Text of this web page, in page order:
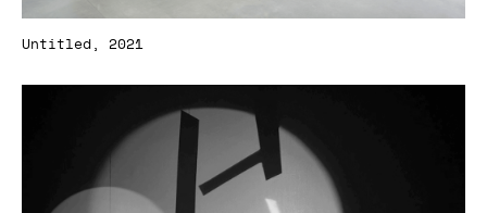
Untitled, 2021